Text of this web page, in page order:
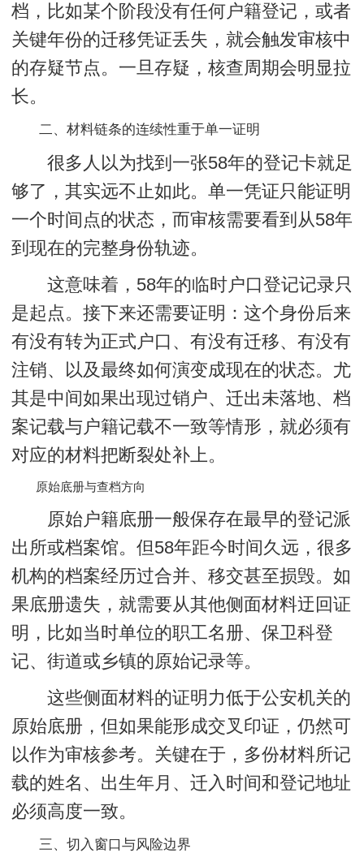
档，比如某个阶段没有任何户籍登记，或者
关键年份的迁移凭证丢失，就会触发审核中
的存疑节点。一旦存疑，核查周期会明显拉
长。
二、材料链条的连续性重于单一证明
很多人以为找到一张58年的登记卡就足
够了，其实远不止如此。单一凭证只能证明
一个时间点的状态，而审核需要看到从58年
到现在的完整身份轨迹。
这意味着，58年的临时户口登记记录只
是起点。接下来还需要证明：这个身份后来
有没有转为正式户口、有没有迁移、有没有
注销、以及最终如何演变成现在的状态。尤
其是中间如果出现过销户、迁出未落地、档
案记载与户籍记载不一致等情形，就必须有
对应的材料把断裂处补上。
原始底册与查档方向
原始户籍底册一般保存在最早的登记派
出所或档案馆。但58年距今时间久远，很多
机构的档案经历过合并、移交甚至损毁。如
果底册遗失，就需要从其他侧面材料迂回证
明，比如当时单位的职工名册、保卫科登
记、街道或乡镇的原始记录等。
这些侧面材料的证明力低于公安机关的
原始底册，但如果能形成交叉印证，仍然可
以作为审核参考。关键在于，多份材料所记
载的姓名、出生年月、迁入时间和登记地址
必须高度一致。
三、切入窗口与风险边界